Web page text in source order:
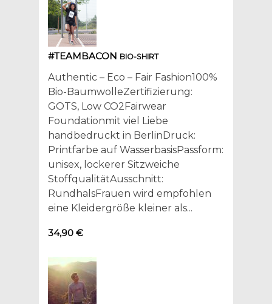
#TEAMBACON BIO-SHIRT
Authentic – Eco – Fair Fashion100%
Bio-BaumwolleZertifizierung:
GOTS, Low CO2Fairwear
Foundationmit viel Liebe
handbedruckt in BerlinDruck:
Printfarbe auf WasserbasisPassform:
unisex, lockerer Sitzweiche
StoffqualitätAusschnitt:
RundhalsFrauen wird empfohlen
eine Kleidergröße kleiner als...
34,90 €